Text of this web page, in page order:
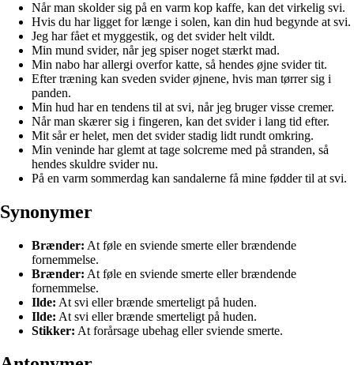
Når man skolder sig på en varm kop kaffe, kan det virkelig svi.
Hvis du har ligget for længe i solen, kan din hud begynde at svi.
Jeg har fået et myggestik, og det svider helt vildt.
Min mund svider, når jeg spiser noget stærkt mad.
Min nabo har allergi overfor katte, så hendes øjne svider tit.
Efter træning kan sveden svider øjnene, hvis man tørrer sig i
panden.
Min hud har en tendens til at svi, når jeg bruger visse cremer.
Når man skærer sig i fingeren, kan det svider i lang tid efter.
Mit sår er helet, men det svider stadig lidt rundt omkring.
Min veninde har glemt at tage solcreme med på stranden, så
hendes skuldre svider nu.
På en varm sommerdag kan sandalerne få mine fødder til at svi.
Synonymer
Brænder: At føle en sviende smerte eller brændende
fornemmelse.
Brænder: At føle en sviende smerte eller brændende
fornemmelse.
Ilde: At svi eller brænde smerteligt på huden.
Ilde: At svi eller brænde smerteligt på huden.
Stikker: At forårsage ubehag eller sviende smerte.